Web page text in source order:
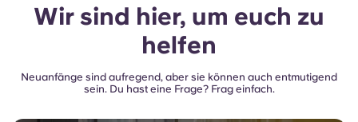
Wir sind hier, um euch zu
helfen
Neuanfänge sind aufregend, aber sie können auch entmutigend
sein. Du hast eine Frage? Frag einfach.